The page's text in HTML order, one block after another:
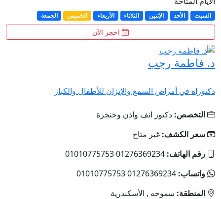
السبت الأحد الإثنين الثلاثاء الأربعاء الخميس الجمعة
احجز الآن
د. فاطمة رجب
دكتوراه في أمراض السمع والإتزان للأطفال والكبار
التخصص: دكتور انف واذن وحنجرة
سعر الكشف: غير متاح
رقم الهاتف: 01276369234 01010775753
واتساب: 01276369234 01010775753
المنطقة: سموحه , الأسكندرية